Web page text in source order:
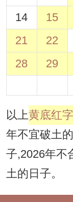
14
15
21
22
28
29
以上黄底红字
年不宜破土
子,2026年不
土的日子。